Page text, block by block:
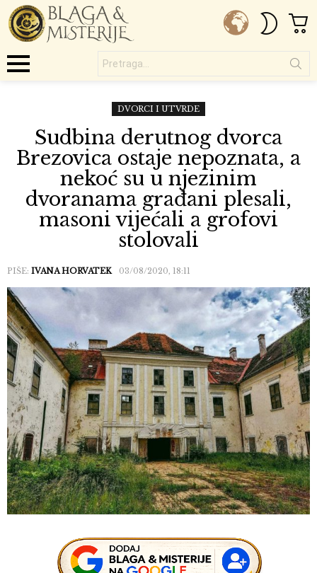
SKIN
DVORCI I UTVRDE
Sudbina derutnog dvorca
Brezovica ostaje nepoznata, a
nekoć su u njezinim
dvoranama građani plesali,
masoni vijećali a grofovi
stolovali
PIŠE: IVANA HORVATEK 03/08/2020, 18:11